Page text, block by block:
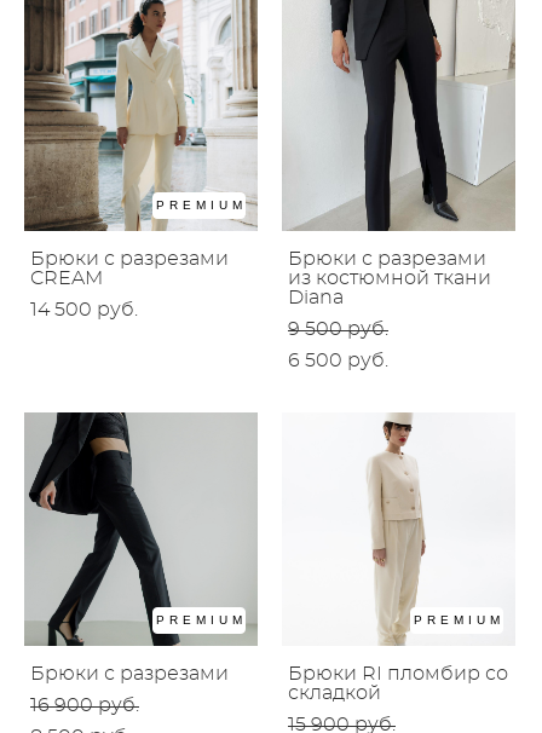
PREMIUM
Брюки с разрезами
CREAM
14 500 pуб.
Брюки с разрезами
из костюмной ткани
Diana
9 500 pуб.
6 500 pуб.
PREMIUM
Брюки с разрезами
16 900 pуб.
PREMIUM
Брюки RI пломбир со
складкой
15 900 pуб.